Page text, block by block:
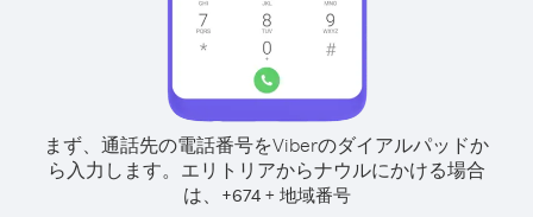
まず、通話先の電話番号をViberのダイアルパッドか
ら入力します。 エリトリアからナウルにかける場合
は、
+674+ 地域番号